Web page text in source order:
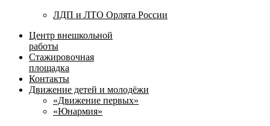
ЛДП и ЛТО Орлята России
Центр внешкольной
работы
Стажировочная
площадка
Контакты
Движение детей и молодёжи
«Движение первых»
«Юнармия»